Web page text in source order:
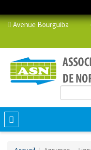
Avenue Bourguiba
Toggle
navigation